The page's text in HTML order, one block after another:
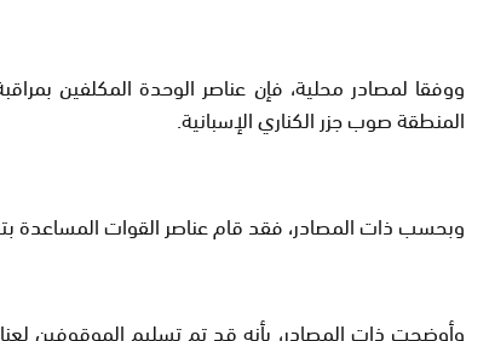
ووفقا لمصادر محلية، فإن عناصر الوحدة المكلفين
المنطقة صوب جزر الكناري الإسبانية.
وبحسب ذات المصادر، فقد قام عناصر القوات المساعدة بتعقب هؤلاء المرشحين
وأوضحت ذات المصادر، بأنه قد تم تسليم الموقوفين